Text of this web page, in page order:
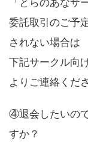
委託取引のご予
されない場合は
下記サークル向
よりご連絡くだ
④退会したいの
すか？